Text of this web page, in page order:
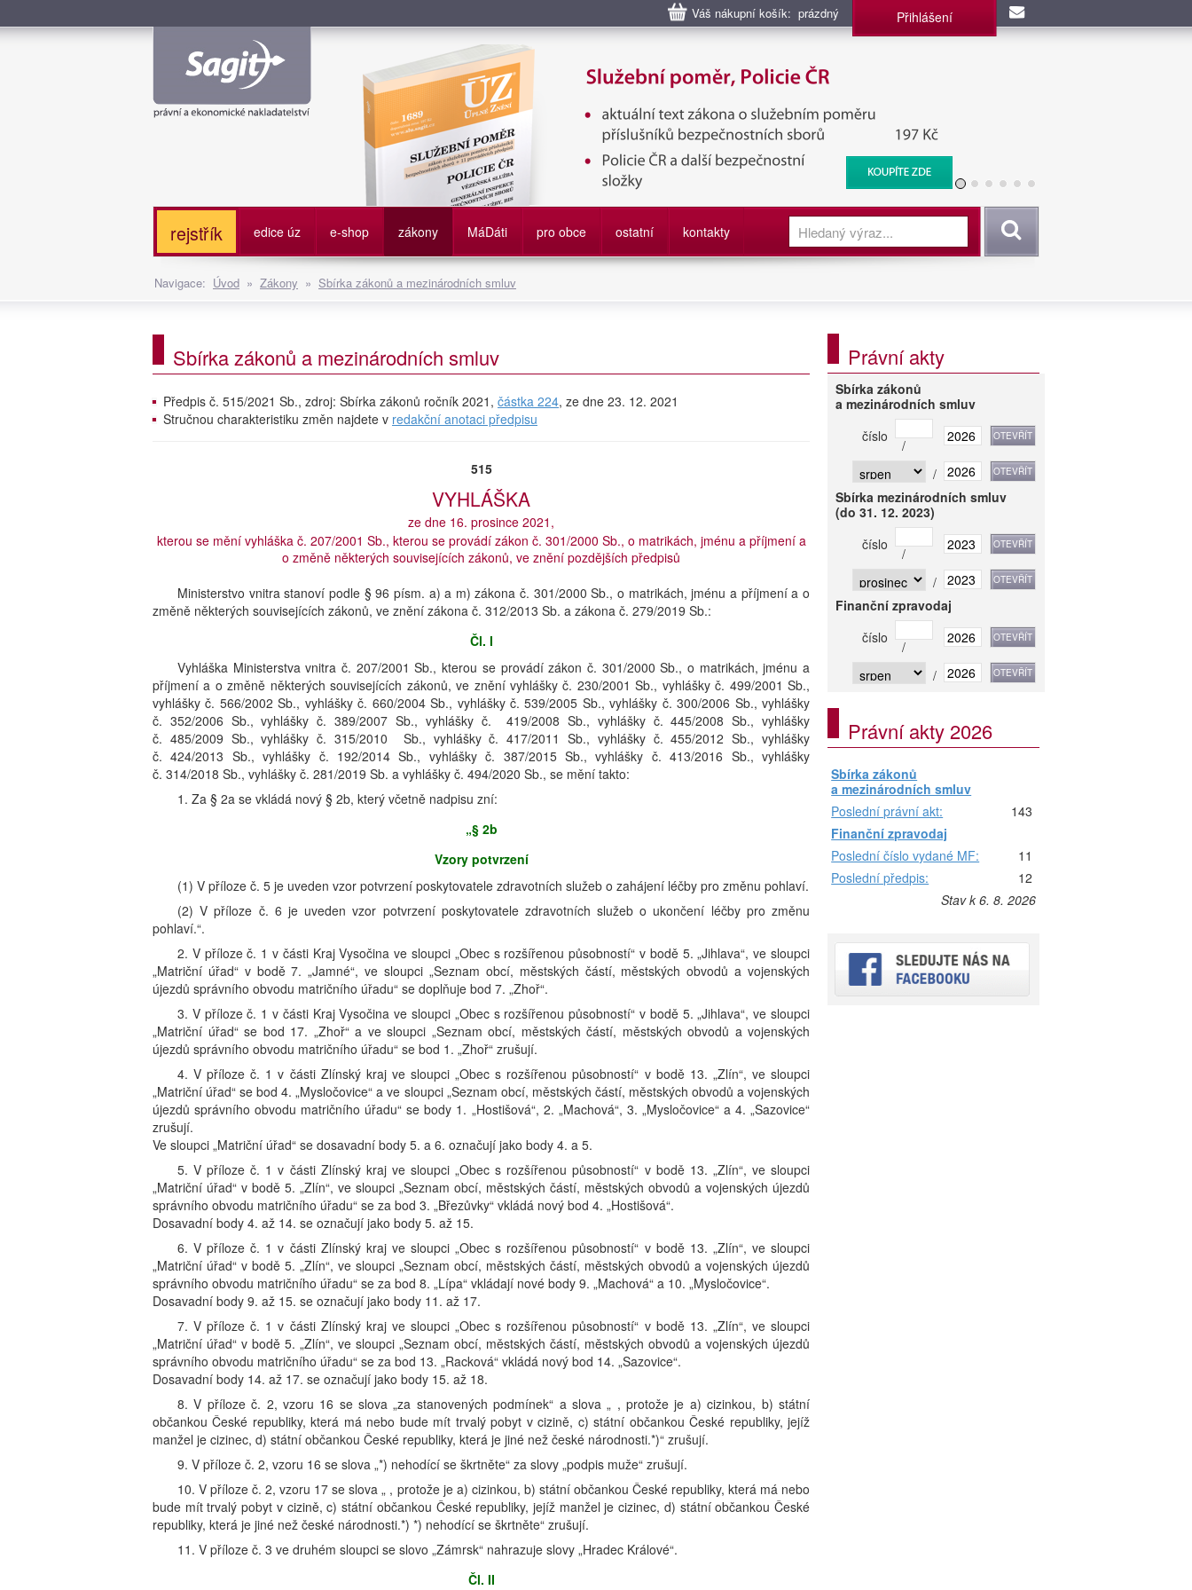
Váš nákupní košík: prázdný Přihlášení
Služební poměr příslušníků bezpečnostních sborů, Policie ČR, Vězeňská služba, BIS, Zpravodajské
služby
rejstřík edice úz e-shop zákony MáDáti pro obce ostatní kontakty Vyhledat
Navigace: Úvod » Zákony » Sbírka zákonů a mezinárodních smluv
Sbírka zákonů a mezinárodních smluv
Předpis č. 515/2021 Sb., zdroj: Sbírka zákonů ročník 2021, částka 224, ze dne 23. 12. 2021
Stručnou charakteristiku změn najdete v redakční anotaci předpisu
515
VYHLÁŠKA
ze dne 16. prosince 2021,
kterou se mění vyhláška č. 207/2001 Sb., kterou se provádí zákon č. 301/2000 Sb., o matrikách, jménu a příjmení a
o změně některých souvisejících zákonů, ve znění pozdějších předpisů
Ministerstvo vnitra stanoví podle § 96 písm. a) a m) zákona č. 301/2000 Sb., o matrikách, jménu a příjmení a o
změně některých souvisejících zákonů, ve znění zákona č. 312/2013 Sb. a zákona č. 279/2019 Sb.:
Čl. I
Vyhláška Ministerstva vnitra č. 207/2001 Sb., kterou se provádí zákon č. 301/2000 Sb., o matrikách, jménu a
příjmení a o změně některých souvisejících zákonů, ve znění vyhlášky č. 230/2001 Sb., vyhlášky č. 499/2001 Sb.,
vyhlášky č. 566/2002 Sb., vyhlášky č. 660/2004 Sb., vyhlášky č. 539/2005 Sb., vyhlášky č. 300/2006 Sb., vyhlášky
č. 352/2006 Sb., vyhlášky č. 389/2007 Sb., vyhlášky č. 419/2008 Sb., vyhlášky č. 445/2008 Sb., vyhlášky
č. 485/2009 Sb., vyhlášky č. 315/2010 Sb., vyhlášky č. 417/2011 Sb., vyhlášky č. 455/2012 Sb., vyhlášky
č. 424/2013 Sb., vyhlášky č. 192/2014 Sb., vyhlášky č. 387/2015 Sb., vyhlášky č. 413/2016 Sb., vyhlášky
č. 314/2018 Sb., vyhlášky č. 281/2019 Sb. a vyhlášky č. 494/2020 Sb., se mění takto:
1. Za § 2a se vkládá nový § 2b, který včetně nadpisu zní:
„§ 2b
Vzory potvrzení
(1) V příloze č. 5 je uveden vzor potvrzení poskytovatele zdravotních služeb o zahájení léčby pro změnu pohlaví.
(2) V příloze č. 6 je uveden vzor potvrzení poskytovatele zdravotních služeb o ukončení léčby pro změnu
pohlaví.“.
2. V příloze č. 1 v části Kraj Vysočina ve sloupci „Obec s rozšířenou působností“ v bodě 5. „Jihlava“, ve sloupci
„Matriční úřad“ v bodě 7. „Jamné“, ve sloupci „Seznam obcí, městských částí, městských obvodů a vojenských
újezdů správního obvodu matričního úřadu“ se doplňuje bod 7. „Zhoř“.
3. V příloze č. 1 v části Kraj Vysočina ve sloupci „Obec s rozšířenou působností“ v bodě 5. „Jihlava“, ve sloupci
„Matriční úřad“ se bod 17. „Zhoř“ a ve sloupci „Seznam obcí, městských částí, městských obvodů a vojenských
újezdů správního obvodu matričního úřadu“ se bod 1. „Zhoř“ zrušují.
4. V příloze č. 1 v části Zlínský kraj ve sloupci „Obec s rozšířenou působností“ v bodě 13. „Zlín“, ve sloupci
„Matriční úřad“ se bod 4. „Mysločovice“ a ve sloupci „Seznam obcí, městských částí, městských obvodů a vojenských
újezdů správního obvodu matričního úřadu“ se body 1. „Hostišová“, 2. „Machová“, 3. „Mysločovice“ a 4. „Sazovice“
zrušují.
Ve sloupci „Matriční úřad“ se dosavadní body 5. a 6. označují jako body 4. a 5.
5. V příloze č. 1 v části Zlínský kraj ve sloupci „Obec s rozšířenou působností“ v bodě 13. „Zlín“, ve sloupci
„Matriční úřad“ v bodě 5. „Zlín“, ve sloupci „Seznam obcí, městských částí, městských obvodů a vojenských újezdů
správního obvodu matričního úřadu“ se za bod 3. „Březůvky“ vkládá nový bod 4. „Hostišová“.
Dosavadní body 4. až 14. se označují jako body 5. až 15.
6. V příloze č. 1 v části Zlínský kraj ve sloupci „Obec s rozšířenou působností“ v bodě 13. „Zlín“, ve sloupci
„Matriční úřad“ v bodě 5. „Zlín“, ve sloupci „Seznam obcí, městských částí, městských obvodů a vojenských újezdů
správního obvodu matričního úřadu“ se za bod 8. „Lípa“ vkládají nové body 9. „Machová“ a 10. „Mysločovice“.
Dosavadní body 9. až 15. se označují jako body 11. až 17.
7. V příloze č. 1 v části Zlínský kraj ve sloupci „Obec s rozšířenou působností“ v bodě 13. „Zlín“, ve sloupci
„Matriční úřad“ v bodě 5. „Zlín“, ve sloupci „Seznam obcí, městských částí, městských obvodů a vojenských újezdů
správního obvodu matričního úřadu“ se za bod 13. „Racková“ vkládá nový bod 14. „Sazovice“.
Dosavadní body 14. až 17. se označují jako body 15. až 18.
8. V příloze č. 2, vzoru 16 se slova „za stanovených podmínek“ a slova „ , protože je a) cizinkou, b) státní
občankou České republiky, která má nebo bude mít trvalý pobyt v cizině, c) státní občankou České republiky, jejíž
manžel je cizinec, d) státní občankou České republiky, která je jiné než české národnosti.*)“ zrušují.
9. V příloze č. 2, vzoru 16 se slova „*) nehodící se škrtněte“ za slovy „podpis muže“ zrušují.
10. V příloze č. 2, vzoru 17 se slova „ , protože je a) cizinkou, b) státní občankou České republiky, která má nebo
bude mít trvalý pobyt v cizině, c) státní občankou České republiky, jejíž manžel je cizinec, d) státní občankou České
republiky, která je jiné než české národnosti.*) *) nehodící se škrtněte“ zrušují.
11. V příloze č. 3 ve druhém sloupci se slovo „Zámrsk“ nahrazuje slovy „Hradec Králové“.
Čl. II
Právní akty
Sbírka zákonů
a mezinárodních smluv
číslo
/
/
Sbírka mezinárodních smluv
(do 31. 12. 2023)
číslo
/
/
Finanční zpravodaj
číslo
/
/
Právní akty 2026
Sbírka zákonů
a mezinárodních smluv
Poslední právní akt:
143
Finanční zpravodaj
Poslední číslo vydané MF:
11
Poslední předpis:
12
Stav k 6. 8. 2026